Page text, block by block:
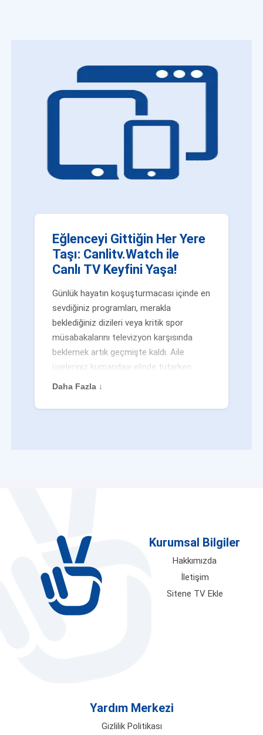
Eğlenceyi Gittiğin Her Yere
Taşı: Canlitv.Watch ile
Canlı TV Keyfini Yaşa!
Günlük hayatın koşuşturmacası içinde en
sevdiğiniz programları, merakla
beklediğiniz dizileri veya kritik spor
müsabakalarını televizyon karşısında
beklemek artık geçmişte kaldı. Aile
üyeleriniz kumandayı elinde tutarken
veya siz evden uzaktayken bile
değilsiniz. Geleneksel yayıncılığın
geliyor. Üstelik hiçbir karmaşık üyelik
formu doldurmadan, kayıt ücreti
ödemeden ve saat sınırlamasına
takılmadan bedava tv ayrıcalığını sonuna
kadar yaşayarak, ekran karşısında
geçirdiğiniz zamanın kalitesini artırmak
tutkusu olan yüksek bütçeli yerli diziler,
eğlence dolu yarışmalar ve sabahın
Daha Fazla ↓
Kurumsal Bilgiler
Hakkımızda
İletişim
Sitene TV Ekle
Yardım Merkezi
Gizlilik Politikası